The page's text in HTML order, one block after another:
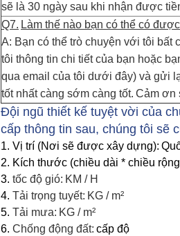
sẽ là 30 ngày sau khi nhận được
Q7. Làm thế nào bạn có thể có
A: Bạn có thể trò chuyện với tôi bất
tôi thông tin chi tiết của bạn hoặc
qua email của tôi dưới đây) và gửi
tốt nhất càng sớm càng tốt. Cảm ơn
Đội ngũ thiết kế tuyệt vời của
cấp thông tin sau, chúng tôi sẽ
1. Vị trí (Nơi sẽ được xây dựng):
2. Kích thước (chiều dài * chiều
3. tốc độ gió: KM / H
4. Tải trọng tuyết: KG / m²
5. Tải mưa: KG / m²
6. Chống động đất: cấp độ